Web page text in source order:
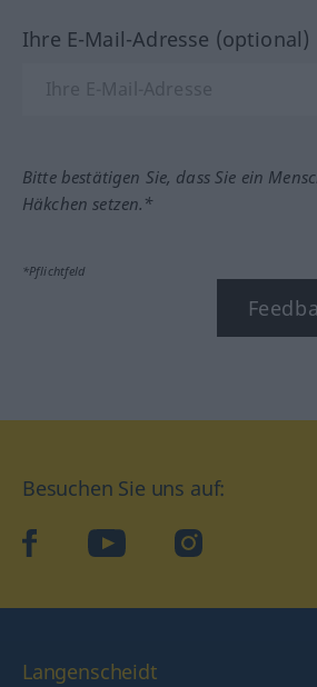
Ihre E-Mail-Adresse (optional)
Bitte bestätigen Sie, dass Sie ein
Häkchen setzen.*
*Pflichtfeld
Besuchen Sie uns auf:
facebookYouTube Instagram
Langenscheidt